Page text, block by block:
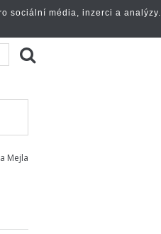
Mejla
sociální média, inzerci a analýzy.